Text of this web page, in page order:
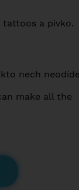
tattoos a pivko.
nech neodíde
make all the